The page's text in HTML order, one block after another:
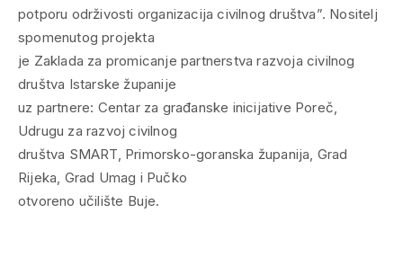
potporu održivosti organizacija civilnog društva”. Nositelj
spomenutog projekta
je Zaklada za promicanje partnerstva razvoja civilnog
društva Istarske županije
uz partnere: Centar za građanske inicijative Poreč,
Udrugu za razvoj civilnog
društva SMART, Primorsko-goranska županija, Grad
Rijeka, Grad Umag i Pučko
otvoreno učilište Buje.